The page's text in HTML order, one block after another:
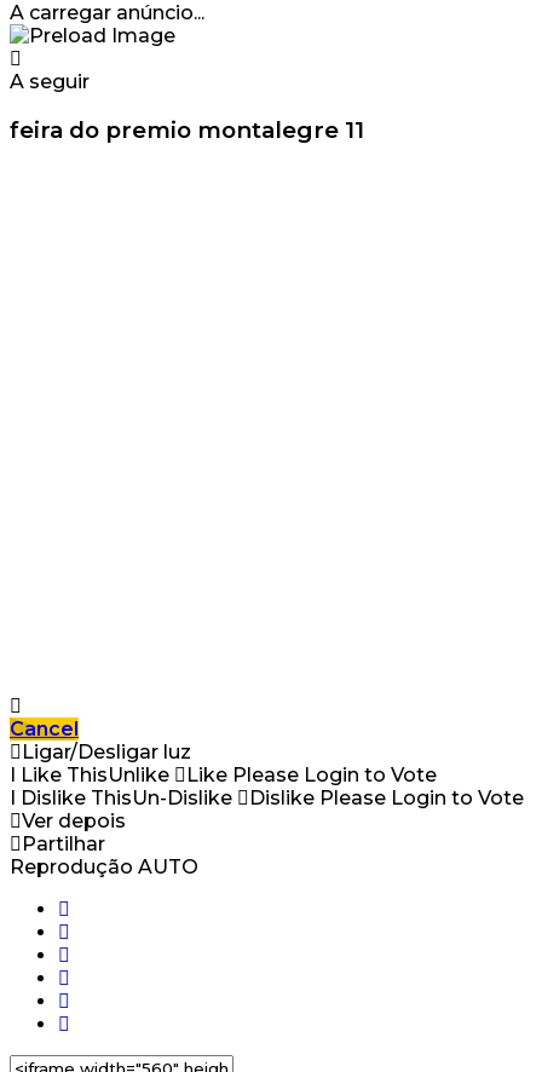
A carregar anúncio...
A seguir
feira do premio montalegre 11
Cancel
Ligar/Desligar luz
I Like ThisUnlike Like Please Login to Vote
I Dislike ThisUn-Dislike Dislike Please Login to Vote
Ver depois
Partilhar
Reprodução AUTO